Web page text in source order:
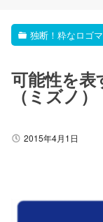
独断！粋なロゴ
可能性を表
（ミズノ）
2015年4月1日